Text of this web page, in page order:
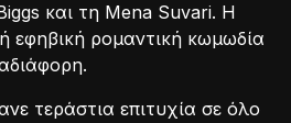
και τη Mena Suvari. Η
εφηβική ρομαντική κωμωδία
τεράστια επιτυχία σε όλο